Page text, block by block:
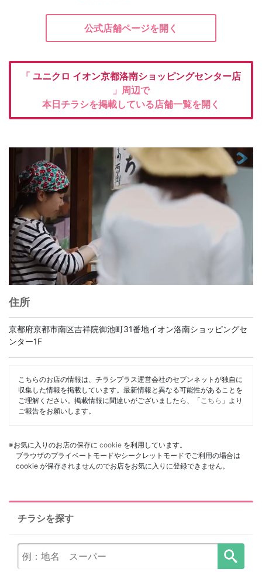
公式店舗ページを開く
「 ユニクロ イオン京都洛南ショッピングセンター店
」周辺で
本日チラシを掲載している店舗一覧を開く
住所
京都府京都市南区吉祥院御池町31番地イオン洛南ショッピングセ
ンター1F
こちらのお店の情報は、チラシプラス運営会社のセブンネットが独自に
収集した情報を掲載しています。最新情報と異なる可能性があることを
ご理解ください。掲載情報に間違いがございましたら、「 こちら 」より
ご報告をお願いします。
※お気に入りのお店の保存に cookie を利用しています。
ブラウザのプライベートモードやシークレットモードでご利用の場合は
cookie が保存されませんのでお店をお気に入りに登録できません。
チラシを探す